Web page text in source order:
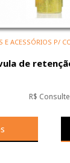
E ACESSÓRIOS P/
de
R$ Consulte